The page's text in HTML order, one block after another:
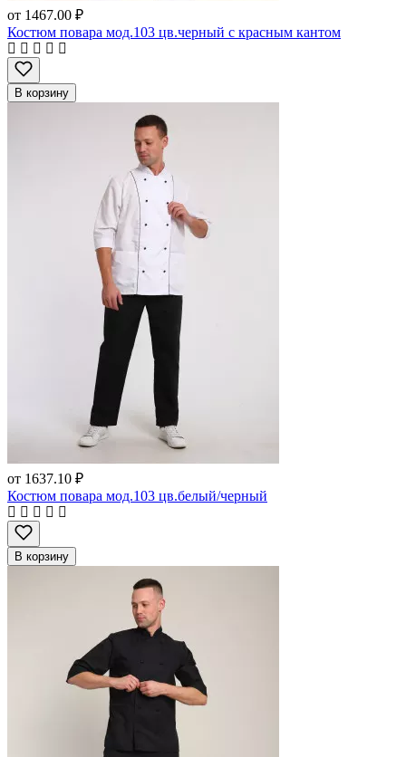
от 1467.00 ₽
Костюм повара мод.103 цв.черный с красным кантом
В корзину
от 1637.10 ₽
Костюм повара мод.103 цв.белый/черный
В корзину